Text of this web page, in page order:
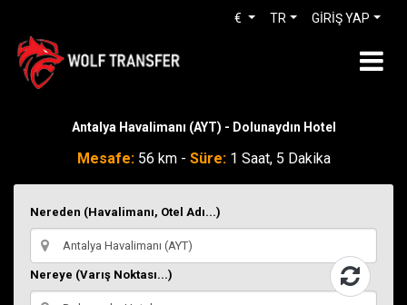
GİRİŞ YAP
TR
€
Antalya Havalimanı (AYT) - Dolunaydın Hotel
Mesafe:56 km - Süre:1 Saat, 5 Dakika
Nereden (Havalimanı, Otel Adı...)
Nereye (Varış Noktası...)